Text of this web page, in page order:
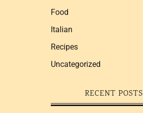
Food
Italian
Recipes
Uncategorized
RECENT POSTS